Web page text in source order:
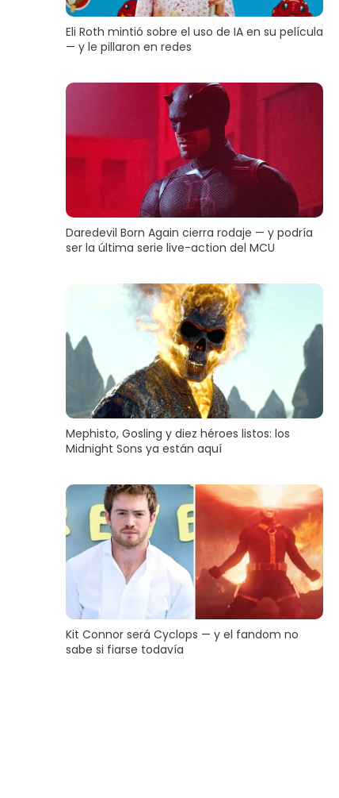
Eli Roth mintió sobre el uso de IA en su película
— y le pillaron en redes
Daredevil Born Again cierra rodaje — y podría
ser la última serie live-action del MCU
Mephisto, Gosling y diez héroes listos: los
Midnight Sons ya están aquí
Kit Connor será Cyclops — y el fandom no
sabe si fiarse todavía